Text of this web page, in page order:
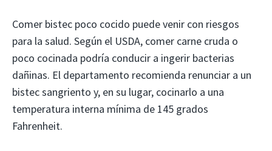
Comer bistec poco cocido puede venir con riesgos
para la salud. Según el USDA, comer carne cruda o
poco cocinada podría conducir a ingerir bacterias
dañinas. El departamento recomienda renunciar a un
bistec sangriento y, en su lugar, cocinarlo a una
temperatura interna mínima de 145 grados
Fahrenheit.